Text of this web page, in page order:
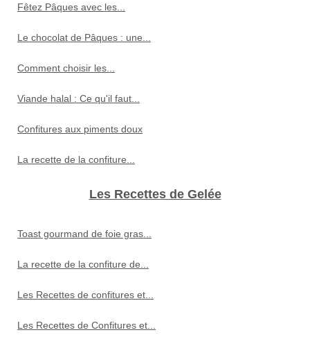
Fêtez Pâques avec les...
Le chocolat de Pâques : une...
Comment choisir les...
Viande halal : Ce qu'il faut...
Confitures aux piments doux
La recette de la confiture...
Les Recettes de Gelée
Toast gourmand de foie gras...
La recette de la confiture de...
Les Recettes de confitures et...
Les Recettes de Confitures et...